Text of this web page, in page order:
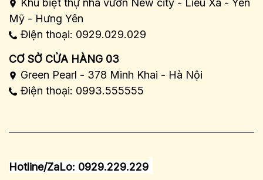
Khu biệt thự nhà vườn New city - Liêu Xá - Yên
Mỹ - Hưng Yên
Điện thoại: 0929.029.029
CƠ SỞ CỬA HÀNG 03
Green Pearl - 378 Minh Khai - Hà Nội
Điện thoại: 0993.555555
Hotline/ZaLo: 0929.229.229